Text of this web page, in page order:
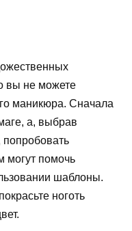
вы не можете
маникюра. Сначала
а, выбрав
могут помочь
шаблоны.
ноготь